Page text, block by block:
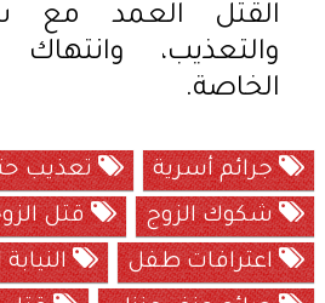
القتل العمد مع
والتعذيب،
الخاصة.
جرائم أسرية
تعذيب
شكوك الزوج
قتل
اعترافات طفل